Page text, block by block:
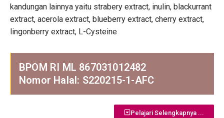
kandungan lainnya yaitu strabery extract, inulin, blackurrant
extract, acerola extract, blueberry extract, cherry extract,
lingonberry extract, L-Cysteine
BPOM RI ML 867031012482
Nomor Halal: S220215-1-AFC
Pelajari Selengkapnya ...